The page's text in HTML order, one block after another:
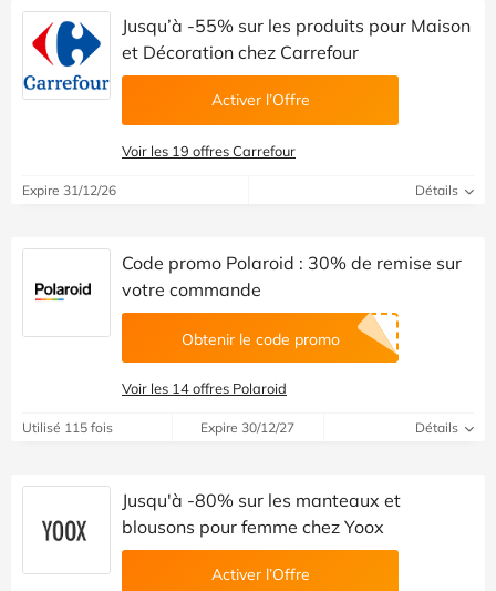
Jusqu’à -55% sur les produits pour Maison
et Décoration chez Carrefour
Activer l’Offre
Voir les 19 offres Carrefour
Expire 31/12/26 Détails
Code promo Polaroid : 30% de remise sur
votre commande
Obtenir le code promo
Voir les 14 offres Polaroid
Utilisé 115 fois Expire 30/12/27 Détails
Jusqu'à -80% sur les manteaux et
blousons pour femme chez Yoox
Activer l’Offre